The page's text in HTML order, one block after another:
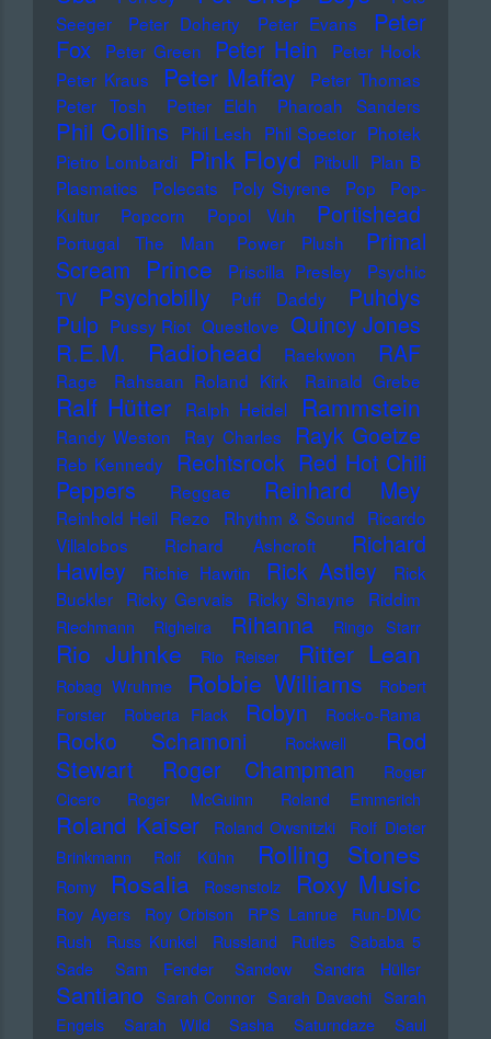
Seeger
Peter Doherty Peter Evans
Peter
Fox
Peter Green Peter Hein
Peter Hook
Peter Kraus
Peter Maffay
Peter Thomas
Peter Tosh
Petter Eldh Pharoah Sanders
Phil Collins Phil Lesh Phil Spector Photek
Pietro Lombardi
Pink Floyd Pitbull Plan B
Plasmatics
Polecats Poly Styrene Pop
Pop-
Kultur
Popcorn Popol Vuh Portishead
Portugal The Man Power Plush
Primal
Scream
Prince Priscilla Presley
Psychic
TV
Psychobilly Puff Daddy
Puhdys
Pulp Pussy Riot Questlove Quincy Jones
R.E.M. Radiohead Raekwon RAF
Rage Rahsaan Roland Kirk Rainald Grebe
Ralf Hütter Ralph Heidel Rammstein
Randy Weston Ray Charles Rayk Goetze
Reb Kennedy Rechtsrock Red Hot Chili
Peppers
Reggae Reinhard Mey
Reinhold Heil Rezo Rhythm & Sound Ricardo
Villalobos
Richard Ashcroft
Richard
Hawley
Richie Hawtin Rick Astley
Rick
Buckler
Ricky Gervais Ricky Shayne Riddim
Riechmann Righeira Rihanna Ringo Starr
Rio Juhnke Rio Reiser Ritter Lean
Robag Wruhme Robbie Williams
Robert
Forster
Roberta Flack Robyn Rock-o-Rama
Rocko Schamoni Rockwell
Rod
Stewart
Roger Champman
Roger
Cicero
Roger McGuinn Roland Emmerich
Roland Kaiser Roland Owsnitzki
Rolf Dieter
Brinkmann
Rolf Kühn Rolling Stones
Romy Rosalia Rosenstolz Roxy Music
Roy Ayers Roy Orbison RPS Lanrue
Run-DMC
Rush
Russ Kunkel Russland Rutles
Sababa 5
Sade
Sam Fender Sandow Sandra Hüller
Santiano Sarah Connor Sarah Davachi Sarah
Engels
Sarah Wild Sasha Saturndaze
Saul